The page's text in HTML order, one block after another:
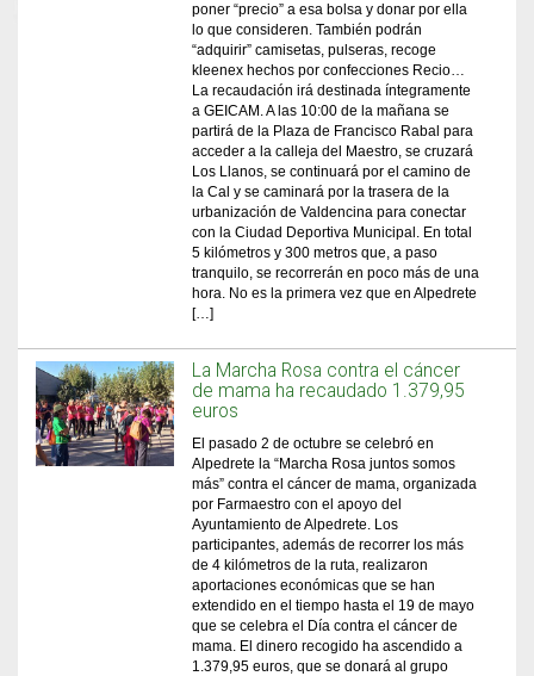
poner “precio” a esa bolsa y donar por ella
lo que consideren. También podrán
“adquirir” camisetas, pulseras, recoge
kleenex hechos por confecciones Recio…
La recaudación irá destinada íntegramente
a GEICAM. A las 10:00 de la mañana se
partirá de la Plaza de Francisco Rabal para
acceder a la calleja del Maestro, se cruzará
Los Llanos, se continuará por el camino de
la Cal y se caminará por la trasera de la
urbanización de Valdencina para conectar
con la Ciudad Deportiva Municipal. En total
5 kilómetros y 300 metros que, a paso
tranquilo, se recorrerán en poco más de una
hora. No es la primera vez que en Alpedrete
[…]
La Marcha Rosa contra el cáncer
de mama ha recaudado 1.379,95
euros
El pasado 2 de octubre se celebró en
Alpedrete la “Marcha Rosa juntos somos
más” contra el cáncer de mama, organizada
por Farmaestro con el apoyo del
Ayuntamiento de Alpedrete. Los
participantes, además de recorrer los más
de 4 kilómetros de la ruta, realizaron
aportaciones económicas que se han
extendido en el tiempo hasta el 19 de mayo
que se celebra el Día contra el cáncer de
mama. El dinero recogido ha ascendido a
1.379,95 euros, que se donará al grupo